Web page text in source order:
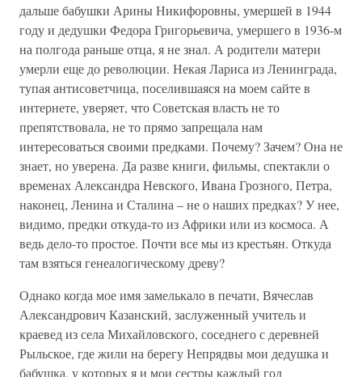
дальше бабушки Арины Никифоровны, умершей в 1944
году и дедушки Федора Григорьевича, умершего в 1936-м
на полгода раньше отца, я не знал. А родители матери
умерли еще до революции. Некая Лариса из Ленинграда,
тупая антисоветчица, поселившаяся на моем сайте в
интернете, уверяет, что Советская власть не то
препятствовала, не то прямо запрещала нам
интересоваться своими предками. Почему? Зачем? Она не
знает, но уверена. Да разве книги, фильмы, спектакли о
временах Александра Невского, Ивана Грозного, Петра,
наконец, Ленина и Сталина – не о наших предках? У нее,
видимо, предки откуда-то из Африки или из космоса. А
ведь дело-то простое. Почти все мы из крестьян. Откуда
там взяться генеалогическому древу?
Однако когда мое имя замелькало в печати, Вячеслав
Александрович Казанский, заслуженный учитель и
краевед из села Михайловского, соседнего с деревней
Рыльское, где жили на берегу Непрядвы мои дедушка и
бабушка, у которых я и мои сестры каждый год